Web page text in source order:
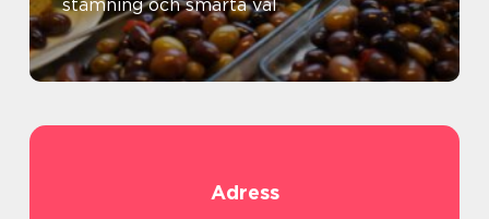
stämning och smarta val
Adress